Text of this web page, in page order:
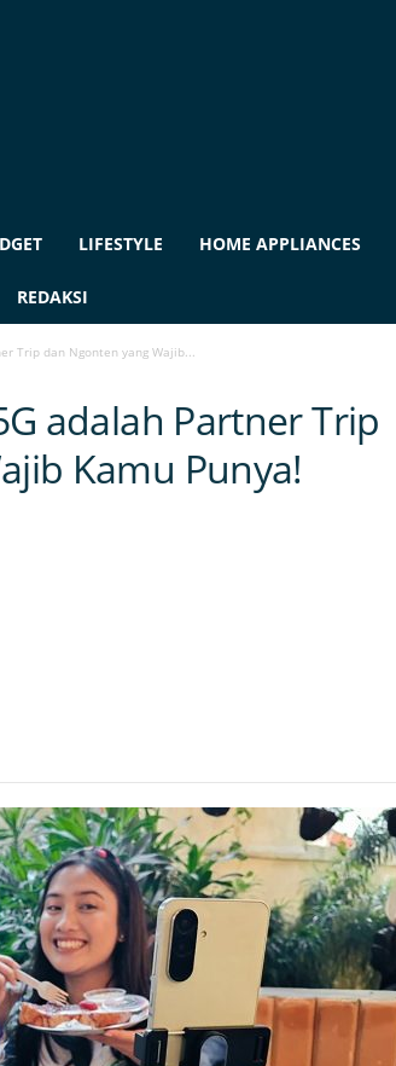
LIFESTYLE HOME APPLIANCES
REDAKSI
Trip dan Ngonten yang Wajib...
adalah Partner Trip
Kamu Punya!